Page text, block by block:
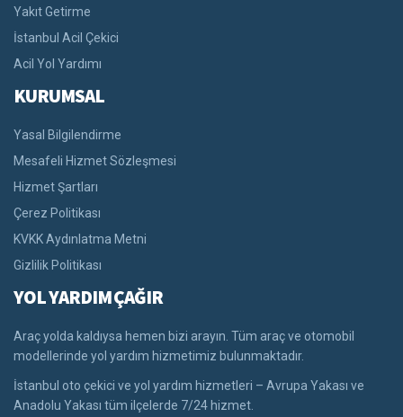
Yakıt Getirme
İstanbul Acil Çekici
Acil Yol Yardımı
KURUMSAL
Yasal Bilgilendirme
Mesafeli Hizmet Sözleşmesi
Hizmet Şartları
Çerez Politikası
KVKK Aydınlatma Metni
Gizlilik Politikası
YOL YARDIM ÇAĞIR
Araç yolda kaldıysa hemen bizi arayın. Tüm araç ve otomobil
modellerinde yol yardım hizmetimiz bulunmaktadır.
İstanbul oto çekici ve yol yardım hizmetleri – Avrupa Yakası ve
Anadolu Yakası tüm ilçelerde 7/24 hizmet.